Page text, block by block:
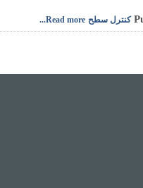
کنترل سطح Read more...